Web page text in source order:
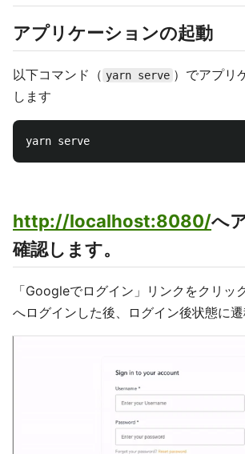
アプリケーションの起動
以下コマンド（ yarn serve ）でアプリ
します
http://localhost:8080/へ
確認します。
「Googleでログイン」リンクをクリッ
へログインした後、ログイン後状態に遷